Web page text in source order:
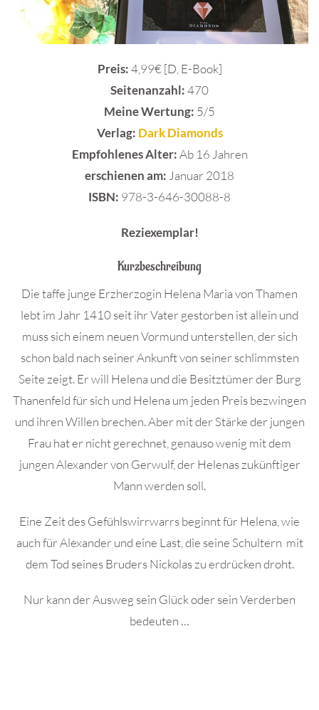
Preis:4,99€ [D, E-Book]
Seitenanzahl:470
Meine Wertung: 5/5
Verlag: Dark Diamonds
Empfohlenes Alter:Ab 16 Jahren
erschienen am: Januar 2018
ISBN: 978-3-646-30088-8
Reziexemplar!
Kurzbeschreibung
Die taffe junge Erzherzogin Helena Maria von Thamen
lebt im Jahr 1410 seit ihr Vater gestorben ist allein und
muss sich einem neuen Vormund unterstellen, der sich
schon bald nach seiner Ankunft von seiner schlimmsten
Seite zeigt. Er will Helena und die Besitztümer der Burg
Thanenfeld für sich und Helena um jeden Preis bezwingen
und ihren Willen brechen. Aber mit der Stärke der jungen
Frau hat er nicht gerechnet, genauso wenig mit dem
jungen Alexander von Gerwulf, der Helenas zukünftiger
Mann werden soll.
Eine Zeit des Gefühlswirrwarrs beginnt für Helena, wie
auch für Alexander und eine Last, die seine Schultern mit
dem Tod seines Bruders Nickolas zu erdrücken droht.
Nur kann der Ausweg sein Glück oder sein Verderben
bedeuten …